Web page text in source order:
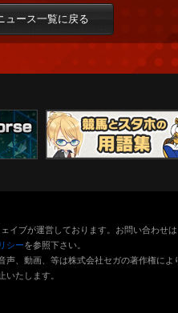
ュース一覧に戻る
イブが運営しております。お問い合わせは
シーを参照下さい。
、動画、等は株式会社セガの著作権によ
いたします。